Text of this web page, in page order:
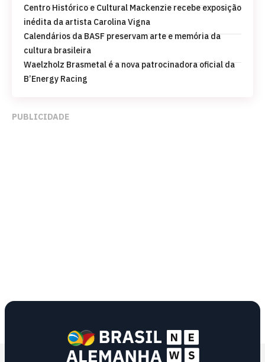
Centro Histórico e Cultural Mackenzie recebe exposição
inédita da artista Carolina Vigna
Calendários da BASF preservam arte e memória da
cultura brasileira
Waelzholz Brasmetal é a nova patrocinadora oficial da
B’Energy Racing
PUBLICIDADE